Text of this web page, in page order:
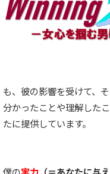
も、彼の影響を受けて、
分かったことや理解した
たに提供しています。